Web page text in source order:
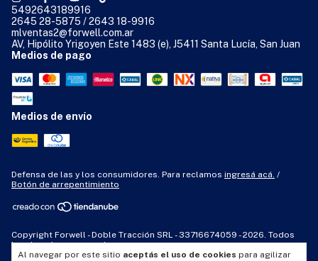
Al navegar por este sitio aceptás el uso de cookies para agilizar
5492643189916
2645 28-5875 / 2643 18-9916
mlventas2@forwell.com.ar
AV, Hipólito Yrigoyen Este 1483 (e), J5411 Santa Lucía, San Juan
Medios de pago
Medios de envío
Defensa de las y los consumidores. Para reclamos ingresá acá. /
Botón de arrepentimiento
Copyright Forwell - Doble Tracción SRL - 33716674059 - 2026. Todos
los derechos reservados.